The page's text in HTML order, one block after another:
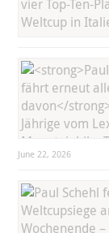
June 22, 2026